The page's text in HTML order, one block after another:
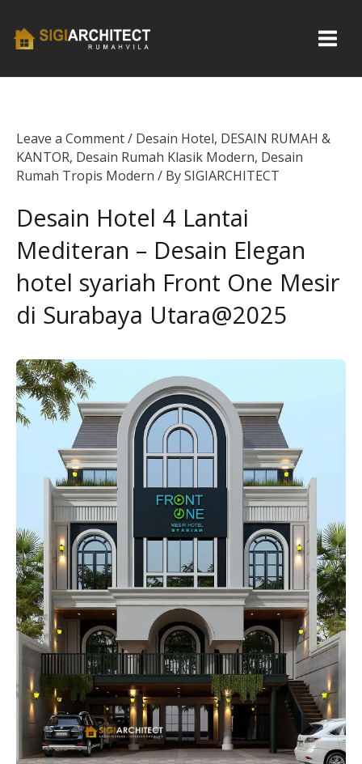
Leave a Comment/ Desain Hotel, DESAIN RUMAH &
KANTOR, Desain Rumah Klasik Modern, Desain
Rumah Tropis Modern / BySIGIARCHITECT
Desain Hotel 4 Lantai
Mediteran – Desain Elegan
hotel syariah Front One Mesir
di Surabaya Utara@2025